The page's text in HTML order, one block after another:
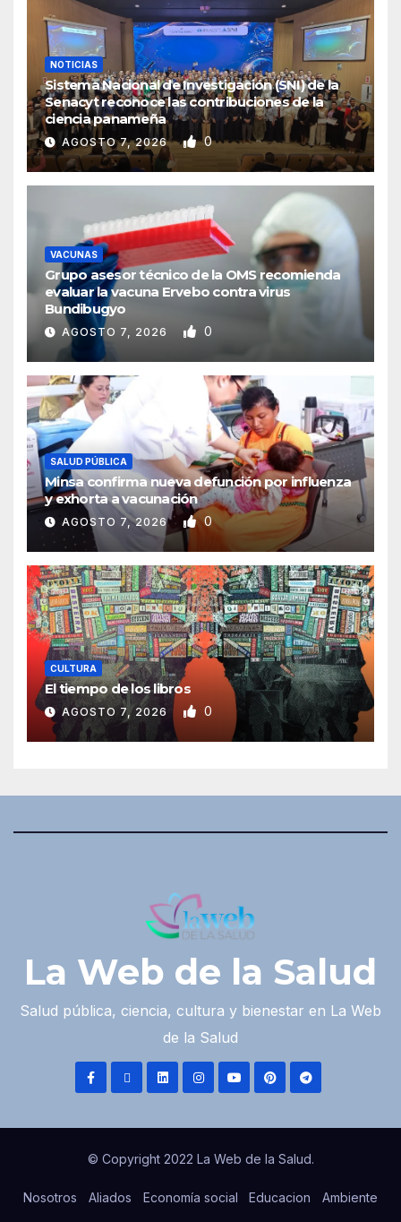
NOTICIAS
Sistema Nacional de Investigación (SNI) de la
Senacyt reconoce las contribuciones de la
ciencia panameña
AGOSTO 7, 2026 0
VACUNAS
Grupo asesor técnico de la OMS recomienda
evaluar la vacuna Ervebo contra virus
Bundibugyo
AGOSTO 7, 2026 0
SALUD PÚBLICA
Minsa confirma nueva defunción por influenza
y exhorta a vacunación
AGOSTO 7, 2026 0
CULTURA
El tiempo de los libros
AGOSTO 7, 2026 0
La Web de la Salud
Salud pública, ciencia, cultura y bienestar en La Web
de la Salud
© Copyright 2022 La Web de la Salud.
Nosotros Aliados Economía social Educacion
Ambiente